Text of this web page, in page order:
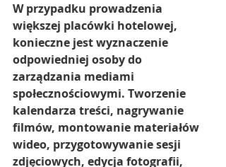
W przypadku prowadzenia
większej placówki hotelowej,
konieczne jest wyznaczenie
odpowiedniej osoby do
zarządzania mediami
społecznościowymi. Tworzenie
kalendarza treści, nagrywanie
filmów, montowanie materiałów
wideo, przygotowywanie sesji
zdjęciowych, edycja fotografii,